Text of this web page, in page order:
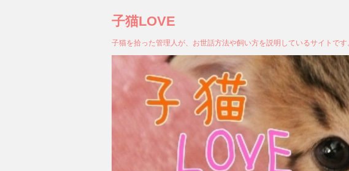
子猫LOVE
子猫を拾った管理人が、お世話方法や飼い方を説明しているサイトで